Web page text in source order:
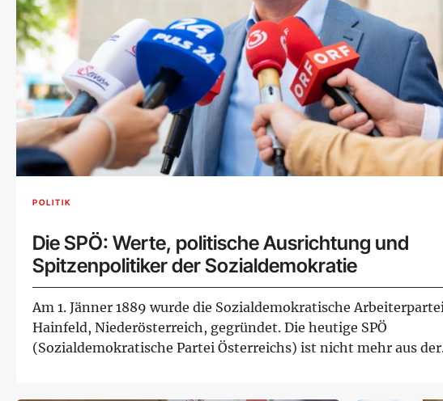
POLITIK
Die SPÖ: Werte, politische Ausrichtung und
Spitzenpolitiker der Sozialdemokratie
Am 1. Jänner 1889 wurde die Sozialdemokratische
Hainfeld, Niederösterreich, gegründet. Die heutige SPÖ
(Sozialdemokratische Partei Österreichs) ist nicht mehr aus der